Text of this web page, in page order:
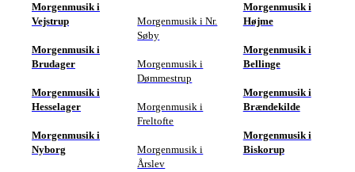
Morgenmusik i
Vejstrup
Morgenmusik i
Brudager
Morgenmusik i
Hesselager
Morgenmusik i
Nyborg
Morgenmusik i Nr.
Søby
Morgenmusik i
Dømmestrup
Morgenmusik i
Freltofte
Morgenmusik i
Årslev
Morgenmusik i
Højme
Morgenmusik i
Bellinge
Morgenmusik i
Brændekilde
Morgenmusik i
Biskorup